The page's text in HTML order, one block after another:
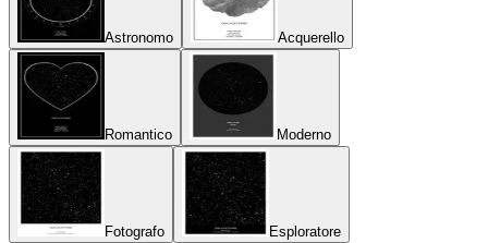
Astronomo Acquerello
Romantico Moderno
Fotografo Esploratore